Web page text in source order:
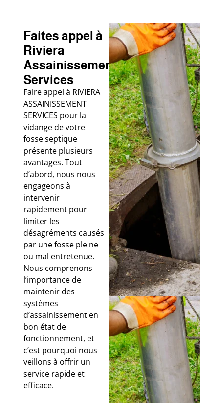
Faites appel à
Riviera
Assainissement
Services
Faire appel à RIVIERA
ASSAINISSEMENT
SERVICES pour la
vidange de votre
fosse septique
présente plusieurs
avantages. Tout
d’abord, nous nous
engageons à
intervenir
rapidement pour
limiter les
désagréments causés
par une fosse pleine
ou mal entretenue.
Nous comprenons
l’importance de
maintenir des
systèmes
d’assainissement en
bon état de
fonctionnement, et
c’est pourquoi nous
veillons à offrir un
service rapide et
efficace.